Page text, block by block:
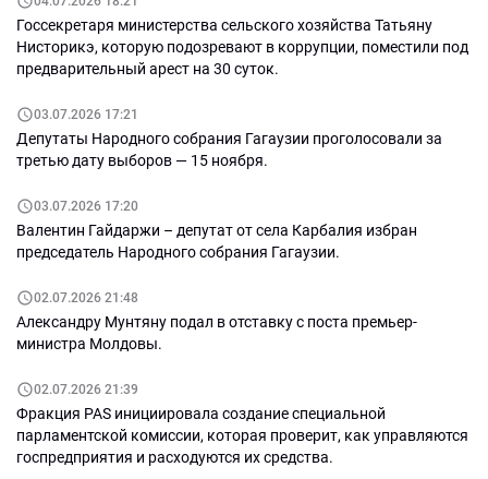
Госсекретаря министерства сельского хозяйства Татьяну
Нисторикэ, которую подозревают в коррупции, поместили под
предварительный арест на 30 суток.
03.07.2026 17:21
Депутаты Народного собрания Гагаузии проголосовали за
третью дату выборов — 15 ноября.
03.07.2026 17:20
Валентин Гайдаржи – депутат от села Карбалия избран
председатель Народного собрания Гагаузии.
02.07.2026 21:48
Александру Мунтяну подал в отставку с поста премьер-
министра Молдовы.
02.07.2026 21:39
Фракция PAS инициировала создание специальной
парламентской комиссии, которая проверит, как управляются
госпредприятия и расходуются их средства.